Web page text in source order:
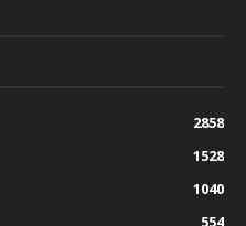
2858
1528
1040